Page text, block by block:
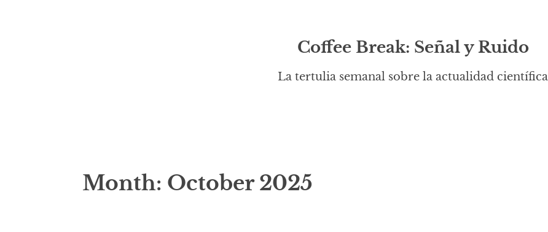
Coffee Break: Señal y Ruido
La tertulia semanal sobre la actualidad científica
Month: October 2025